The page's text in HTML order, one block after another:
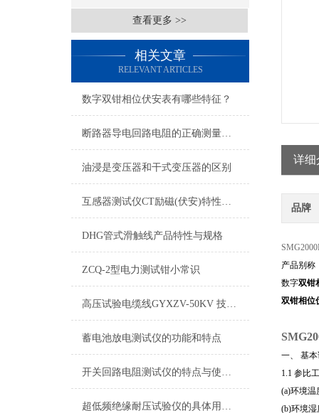
查看更多 >>
相关文章
RELEVANT ARTICLES
数字双钳相位伏安表有哪些特征？
断路器导电回路电阻的正确测量方法
油浸是变压器和干式变压器的区别
互感器测试仪CT励磁(伏安)特性试验说明
DHG管式滑触线产品特性与规格
ZCQ-2型电力测试钳小常识
高压试验电缆线GYXZV-50KV 技术规格书
蓄电池放电测试仪的功能和特点
开关回路电阻测试仪的特点与使用说明
超低频绝缘耐压试验仪的具体用法全解
详细
品牌
产品别称
数字双钳
双钳相位
一、 基
1.1 参比
(a)环境
(b)环境湿